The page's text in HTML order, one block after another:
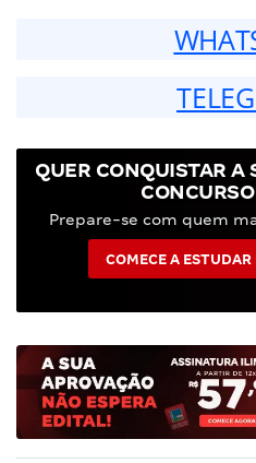
QUER CONQUISTAR A
Prepare-se com quem
COMECE A ESTUDAR